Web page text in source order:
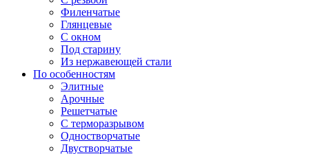
Филенчатые
Глянцевые
С окном
Под старину
Из нержавеющей стали
По особенностям
Элитные
Арочные
Решетчатые
С терморазрывом
Одностворчатые
Двустворчатые